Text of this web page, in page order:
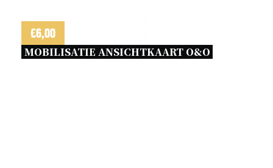
€6,00
MOBILISATIE ANSICHTKAART O&O